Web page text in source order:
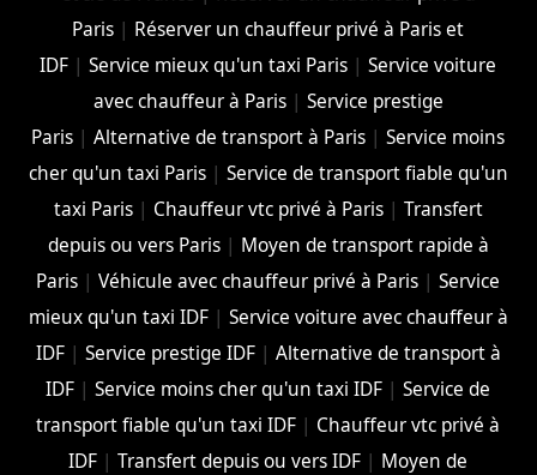
Paris | Réserver un chauffeur privé à Paris et
IDF |Service mieux qu'un taxi Paris |Service voiture
avec chauffeur à Paris| Service prestige
Paris |Alternative de transport à Paris |Service moins
cher qu'un taxi Paris| Service de transport fiable qu'un
taxi Paris| Chauffeur vtc privé à Paris| Transfert
depuis ou vers Paris| Moyen de transport rapide à
Paris |Véhicule avec chauffeur privé à Paris |Service
mieux qu'un taxi IDF| Service voiture avec chauffeur à
IDF| Service prestige IDF| Alternative de transport à
IDF |Service moins cher qu'un taxi IDF |Service de
transport fiable qu'un taxi IDF | Chauffeur vtc privé à
IDF |Transfert depuis ou vers IDF | Moyen de